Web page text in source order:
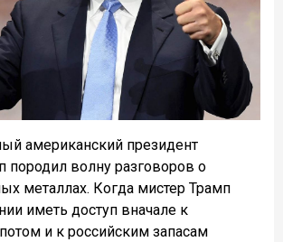
американский президент
породил волну разговоров о
металлах. Когда мистер Трамп
иметь доступ вначале к
и к российским запасам